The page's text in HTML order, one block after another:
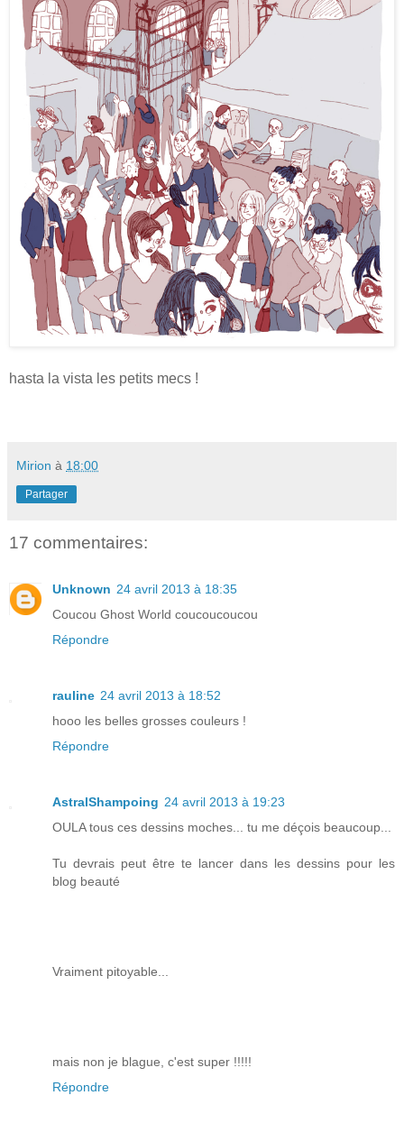
hasta la vista les petits mecs !
Mirion à 18:00
Partager
17 commentaires:
Unknown 24 avril 2013 à 18:35
Coucou Ghost World coucoucoucou
Répondre
rauline 24 avril 2013 à 18:52
hooo les belles grosses couleurs !
Répondre
AstralShampoing 24 avril 2013 à 19:23
OULA tous ces dessins moches... tu me déçois beaucoup...
Tu devrais peut être te lancer dans les dessins pour les
blog beauté
Vraiment pitoyable...
mais non je blague, c'est super !!!!!
Répondre